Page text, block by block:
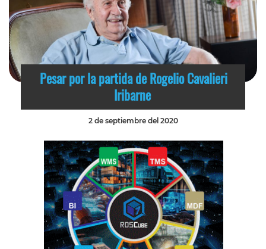
Pesar por la partida de Rogelio Cavalieri
Iribarne
2 de septiembre del 2020